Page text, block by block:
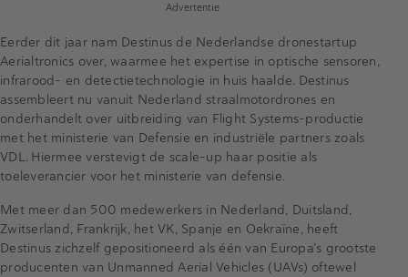
Advertentie
Eerder dit jaar nam Destinus de Nederlandse dronestartup
Aerialtronics over, waarmee het expertise in optische sensoren,
infrarood- en detectietechnologie in huis haalde. Destinus
assembleert nu vanuit Nederland straalmotordrones en
onderhandelt over uitbreiding van Flight Systems-productie
met het ministerie van Defensie en industriële partners zoals
VDL. Hiermee verstevigt de scale-up haar positie als
toeleverancier voor het ministerie van defensie.
Met meer dan 500 medewerkers in Nederland, Duitsland,
Zwitserland, Frankrijk, het VK, Spanje en Oekraïne, heeft
Destinus zichzelf gepositioneerd als één van Europa’s grootste
producenten van Unmanned Aerial Vehicles (UAVs) oftewel